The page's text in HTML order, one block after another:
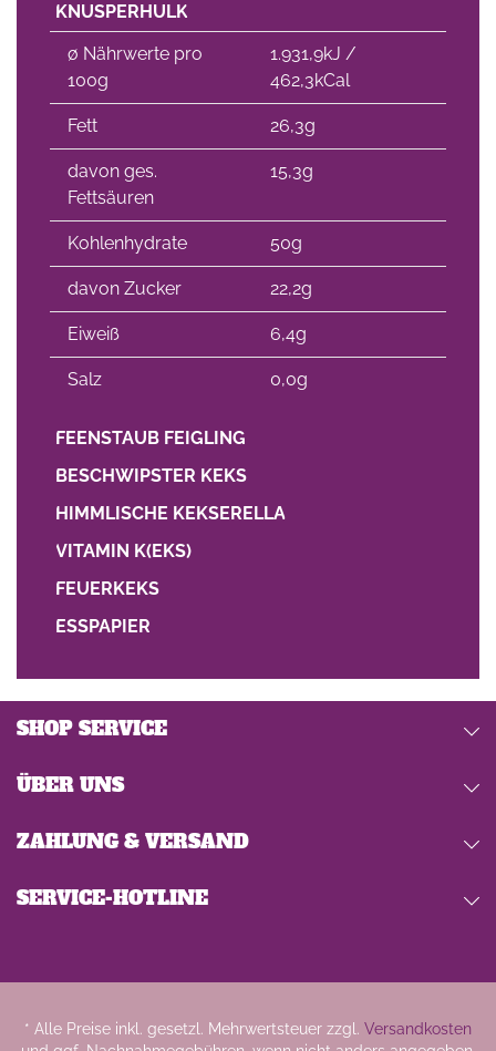
KNUSPERHULK
∅ Nährwerte pro
100g
1.931,9kJ /
462,3kCal
Fett 26,3g
davon ges.
Fettsäuren
15,3g
Kohlenhydrate 50g
davon Zucker 22,2g
Eiweiß 6,4g
Salz 0,0g
FEENSTAUB FEIGLING
BESCHWIPSTER KEKS
HIMMLISCHE KEKSERELLA
VITAMIN K(EKS)
FEUERKEKS
ESSPAPIER
SERVICE-HOTLINE
SHOP SERVICE
ÜBER UNS
ZAHLUNG & VERSAND
* Alle Preise inkl. gesetzl. Mehrwertsteuer zzgl. Versandkosten